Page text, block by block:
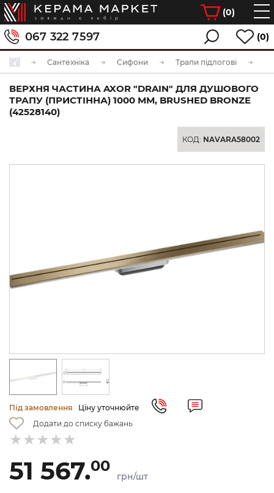
(0)
067 322 7597 (0)
Сантехніка Сифони Трапи підлогові
ВЕРХНЯ ЧАСТИНА AXOR "DRAIN" ДЛЯ ДУШОВОГО
ТРАПУ (ПРИСТІННА) 1000 ММ, BRUSHED BRONZE
(42528140)
КОД: NAVARA58002
Під замовлення
Ціну уточнюйте
Додати до списку бажань
51 567.00
грн/шт